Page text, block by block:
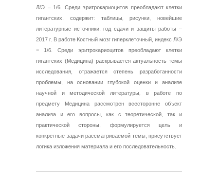
Л/Э = 1/6. Среди эритрокариоцитов преобладают клетки
гигантских, содержит: таблицы, рисунки, новейшие
литературные источники, год сдачи и защиты работы –
2017 г. В работе Костный мозг гиперклеточный, индекс Л/Э
= 1/6. Среди эритрокариоцитов преобладают клетки
гигантских (Медицина) раскрывается актуальность темы
исследования, отражается степень разработанности
проблемы, на основании глубокой оценки и анализе
научной и методической литературы, в работе по
предмету Медицина рассмотрен всесторонне объект
анализа и его вопросы, как с теоретической, так и
практической стороны, формулируется цель и
конкретные задачи рассматриваемой темы, присутствует
логика изложения материала и его последовательность.